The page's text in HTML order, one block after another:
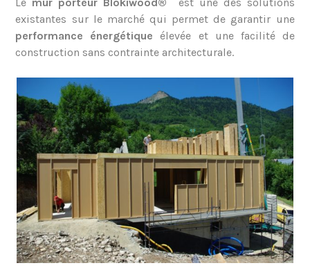
Le mur porteur Blokiwood®
est une des solutions
existantes sur le marché qui permet de garantir une
performance énergétique élevée et une facilité de
construction sans contrainte architecturale.